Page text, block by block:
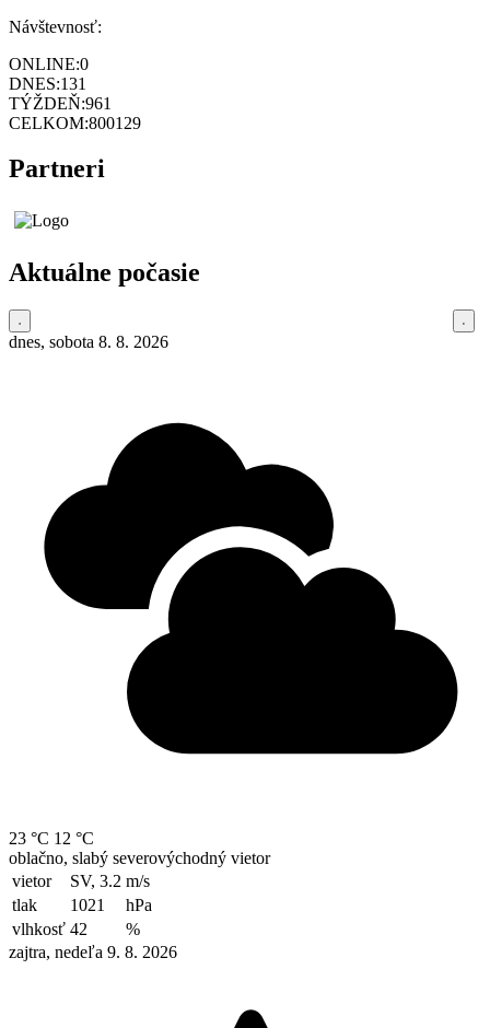
Návštevnosť:
ONLINE:0
DNES:131
TÝŽDEŇ:961
CELKOM:800129
Partneri
Aktuálne počasie
dnes, sobota 8. 8. 2026
23 °C 12 °C
oblačno, slabý severovýchodný vietor
vietor
SV, 3.2 m/s
tlak
1021
hPa
vlhkosť 42
%
zajtra, nedeľa 9. 8. 2026